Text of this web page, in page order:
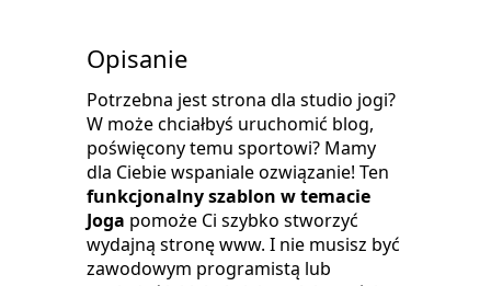
Opisanie
Potrzebna jest strona dla studio jogi?
W może chciałbyś uruchomić blog,
poświęcony temu sportowi? Mamy
dla Ciebie wspaniale ozwiązanie! Ten
funkcjonalny szablon w temacie
Joga pomoże Ci szybko stworzyć
wydajną stronę www. I nie musisz być
zawodowym programistą lub